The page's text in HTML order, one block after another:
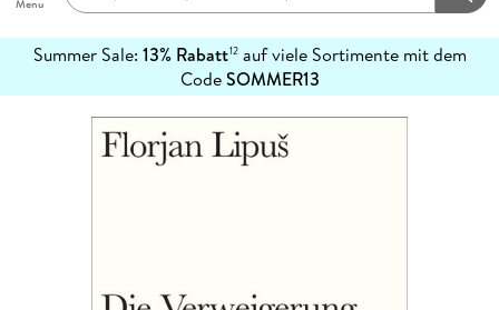
Menu
Summer Sale: 13% Rabatt12auf viele Sortimente mit dem
CodeSOMMER13
erfahren